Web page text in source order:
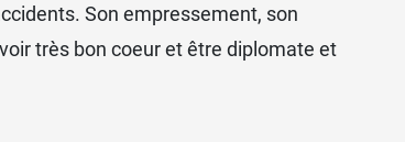
Son empressement, son
très bon coeur et être diplomate et